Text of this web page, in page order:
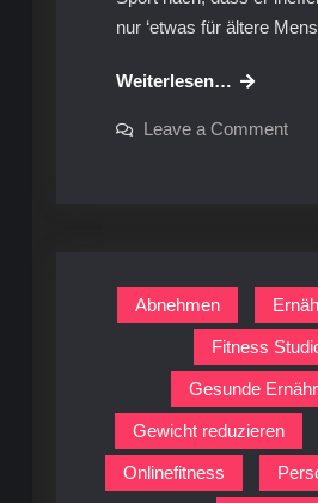
nur ‘etwas für ältere
Weiterlesen…
und
Leave a Commenton
Abnehmen
Fitness
Gesunde
Gewicht reduzieren
Onlinefitness